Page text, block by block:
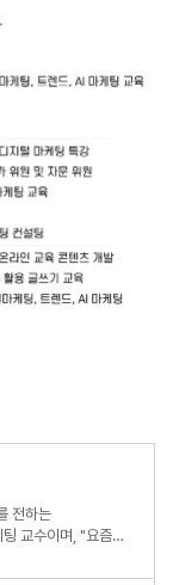
전하는
교수이며, "요즘